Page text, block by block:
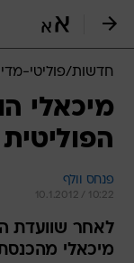
חדשות/פוליטי-
מיכאלי
פנחס וולף
10.1.2012 / 10:22
לאחר שוועדת
מיכאלי